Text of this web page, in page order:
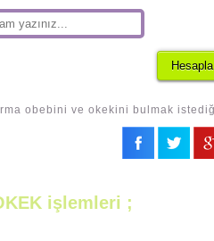
obebini ve okekini bulmak
işlemleri ;